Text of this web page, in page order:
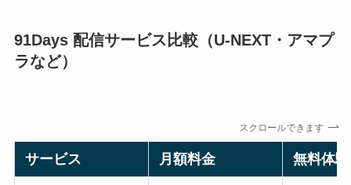
91Days 配信サービス比較（U-NEXT・アマプ
ラなど）
スクロールできます
サービス 月額料金 無料体験